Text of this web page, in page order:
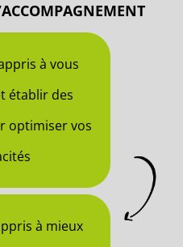
à vous
établir des
optimiser vos
à mieux